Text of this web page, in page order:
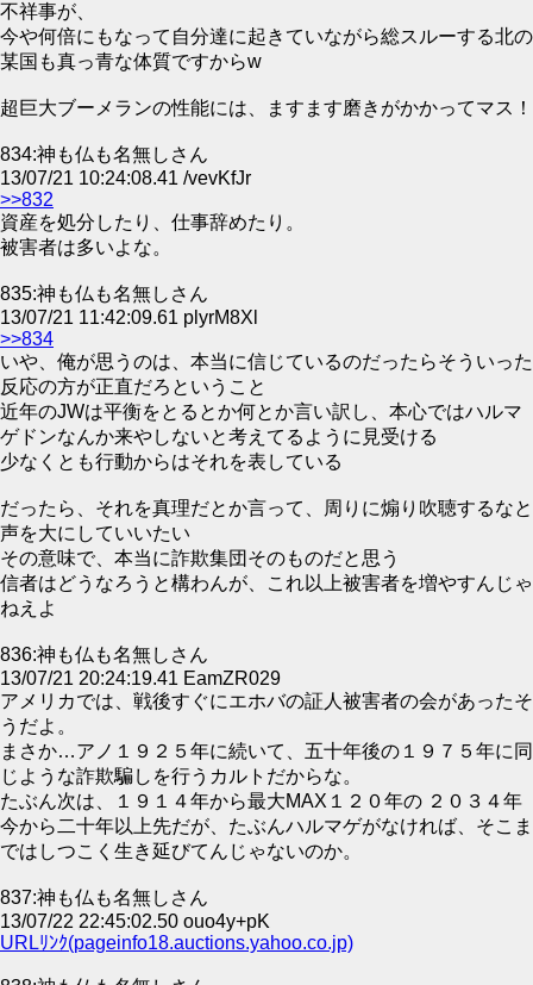
不祥事が、
今や何倍にもなって自分達に起きていながら総スルーする北の
某国も真っ青な体質ですからw
超巨大ブーメランの性能には、ますます磨きがかかってマス！
834:神も仏も名無しさん
13/07/21 10:24:08.41 /vevKfJr
>>832
資産を処分したり、仕事辞めたり。
被害者は多いよな。
835:神も仏も名無しさん
13/07/21 11:42:09.61 plyrM8Xl
>>834
いや、俺が思うのは、本当に信じているのだったらそういった
反応の方が正直だろということ
近年のJWは平衡をとるとか何とか言い訳し、本心ではハルマ
ゲドンなんか来やしないと考えてるように見受ける
少なくとも行動からはそれを表している
だったら、それを真理だとか言って、周りに煽り吹聴するなと
声を大にしていいたい
その意味で、本当に詐欺集団そのものだと思う
信者はどうなろうと構わんが、これ以上被害者を増やすんじゃ
ねえよ
836:神も仏も名無しさん
13/07/21 20:24:19.41 EamZR029
アメリカでは、戦後すぐにエホバの証人被害者の会があったそ
うだよ。
まさか…アノ１９２５年に続いて、五十年後の１９７５年に同
じような詐欺騙しを行うカルトだからな。
たぶん次は、１９１４年から最大MAX１２０年の ２０３４年
今から二十年以上先だが、たぶんハルマゲがなければ、そこま
ではしつこく生き延びてんじゃないのか。
837:神も仏も名無しさん
13/07/22 22:45:02.50 ouo4y+pK
URLﾘﾝｸ(pageinfo18.auctions.yahoo.co.jp)